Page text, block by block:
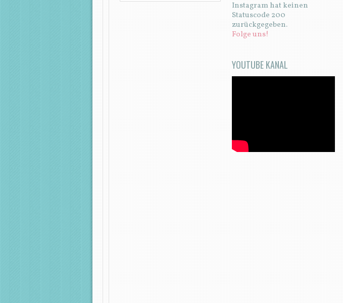
Instagram hat keinen
Statuscode 200
zurückgegeben.
Folge uns!
YOUTUBE KANAL